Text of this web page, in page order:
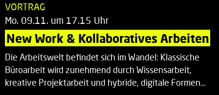
VORTRAG
Mo. 09.11. um 17.15 Uhr
New Work & Kollaboratives Arbeiten
Die Arbeitswelt befindet sich im Wandel: Klassische
Büroarbeit wird zunehmend durch Wissensarbeit,
kreative Projektarbeit und hybride, digitale Formen…